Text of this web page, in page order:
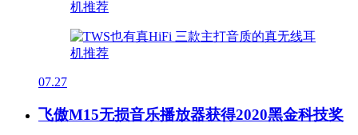
07.27
飞傲M15无损音乐播放器获得2020黑金科技奖